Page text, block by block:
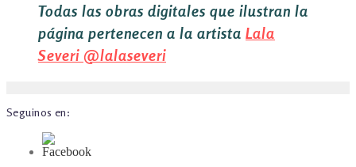
Todas las obras digitales que ilustran la
página pertenecen a la artista Lala
Severi @lalaseveri
Seguinos en: